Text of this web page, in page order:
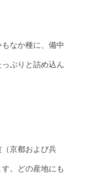
なか種に、備中
ぷりと詰め込ん
京都および兵
。どの産地にも